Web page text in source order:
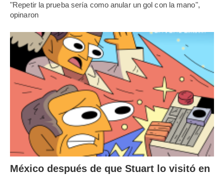
"Repetir la prueba sería como anular un gol con la mano",
opinaron
México después de que Stuart lo visitó en